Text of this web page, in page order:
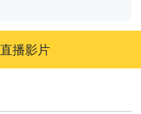
直播影片